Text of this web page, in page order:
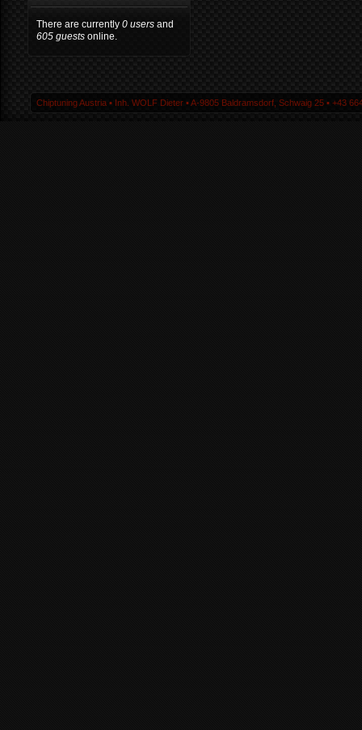
There are currently 0 users and
605 guests online.
Chiptuning Austria ▪ Inh. WOLF Dieter ▪ A-9805 Baldramsdorf, Schwaig 25 ▪ +43